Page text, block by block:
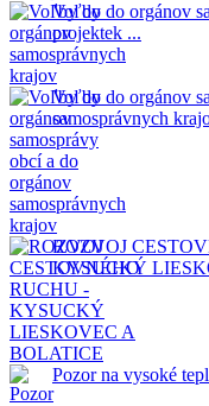
Voľby do orgánov
projektek ...
Voľby do orgánov
samosprávnych
ROZVOJ
KYSUCKÝ
Pozor na vysoké